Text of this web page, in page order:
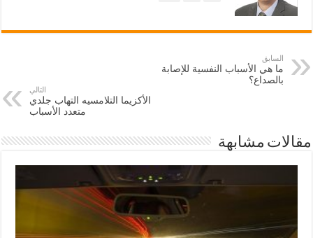
السابق
ما هي الأسباب النفسية للإصابة
بالصداع؟
التالي
الأكزيما التلامسيه التهاب جلدي
متعدد الأسباب
مقالات مشابهة